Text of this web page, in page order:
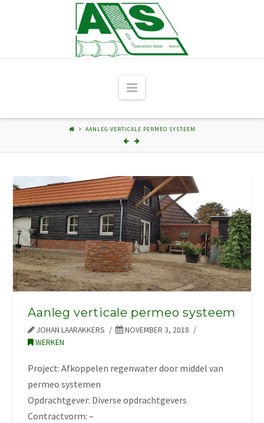
Navigation
AANLEG VERTICALE PERMEO SYSTEEM
Aanleg verticale permeo systeem
JOHAN LAARAKKERS
NOVEMBER 3, 2018
WERKEN
Project: Afkoppelen regenwater door middel van
permeo systemen
Opdrachtgever: Diverse opdrachtgevers
Contractvorm: –